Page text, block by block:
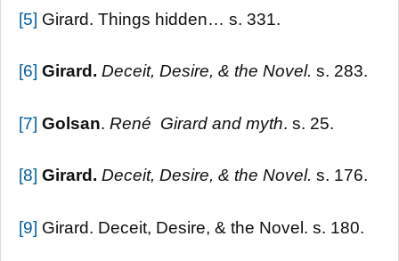
[5] Girard. Things hidden… s. 331.
[6] Girard. Deceit, Desire, & the Novel. s. 283.
[7] Golsan. René Girard and myth. s. 25.
[8] Girard. Deceit, Desire, & the Novel. s. 176.
[9] Girard. Deceit, Desire, & the Novel. s. 180.